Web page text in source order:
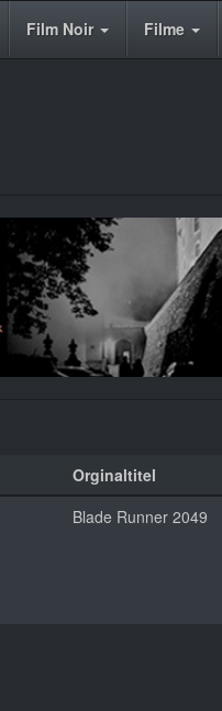
Film Noir Filme
Orginaltitel
Blade Runner 2049